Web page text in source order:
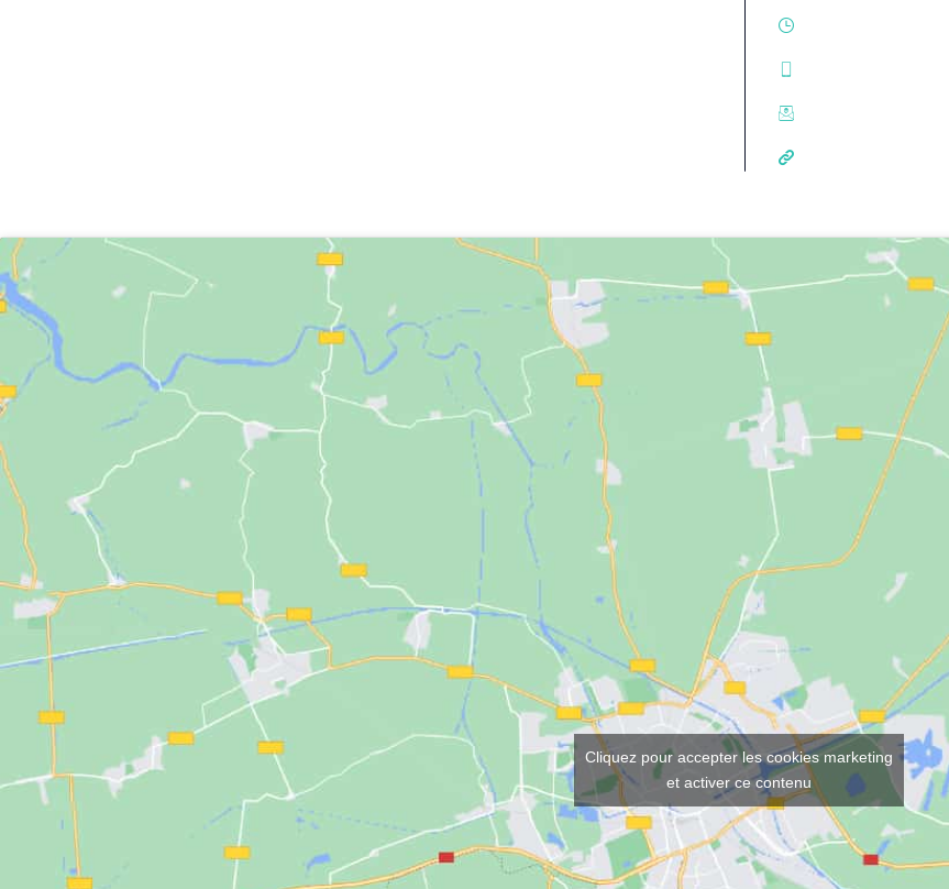
Cliquez pour accepter les cookies marketing
et activer ce contenu